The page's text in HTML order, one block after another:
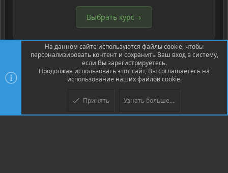
Выбрать курс→
Community platform by XenForo ® © 2010-2026 XenForo Ltd.
© Jason Axelrod of 8WAYRUN
На данном сайте используются файлы cookie, чтобы
персонализировать контент и сохранить Ваш вход в систему,
если Вы зарегистрируетесь.
Продолжая использовать этот сайт, Вы соглашаетесь на
использование наших файлов cookie.
Принять Узнать больше....